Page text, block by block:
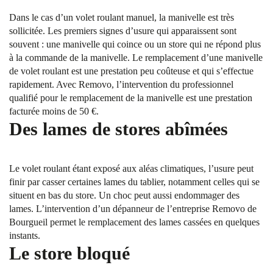
Dans le cas d’un volet roulant manuel, la manivelle est très
sollicitée. Les premiers signes d’usure qui apparaissent sont
souvent : une manivelle qui coince ou un store qui ne répond plus
à la commande de la manivelle. Le remplacement d’une manivelle
de volet roulant est une prestation peu coûteuse et qui s’effectue
rapidement. Avec Removo, l’intervention du professionnel
qualifié pour le remplacement de la manivelle est une prestation
facturée moins de 50 €.
Des lames de stores abîmées
Le volet roulant étant exposé aux aléas climatiques, l’usure peut
finir par casser certaines lames du tablier, notamment celles qui se
situent en bas du store. Un choc peut aussi endommager des
lames. L’intervention d’un dépanneur de l’entreprise Removo de
Bourgueil permet le remplacement des lames cassées en quelques
instants.
Le store bloqué